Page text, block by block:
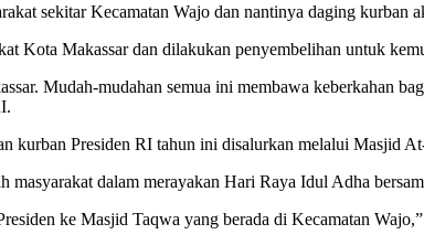
sekitar Kecamatan Wajo dan nantinya daging kurban
Kota Makassar dan dilakukan penyembelihan untuk
Mudah-mudahan semua ini membawa keberkahan
kurban Presiden RI tahun ini disalurkan melalui Masjid
dalam merayakan Hari Raya Idul Adha
ke Masjid Taqwa yang berada di Kecamatan